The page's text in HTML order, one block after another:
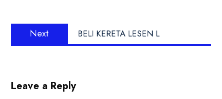
Next BELI KERETA LESEN L
Leave a Reply